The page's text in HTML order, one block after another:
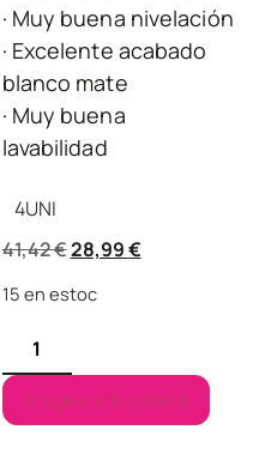
· Muy buena nivelación
· Excelente acabado
blanco mate
· Muy buena
lavabilidad
4UNI
41,42€28,99€
15 en estoc
Afegeix a la cistella